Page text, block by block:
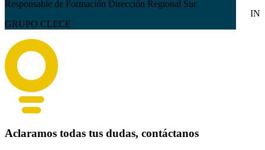
Responsable de Formación Dirección Regional Sur
GRUPO CLECE
Aclaramos todas tus dudas, contáctanos